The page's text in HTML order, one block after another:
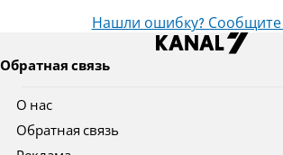
Нашли ошибку?
Обратная связь
О нас
Обратная связь